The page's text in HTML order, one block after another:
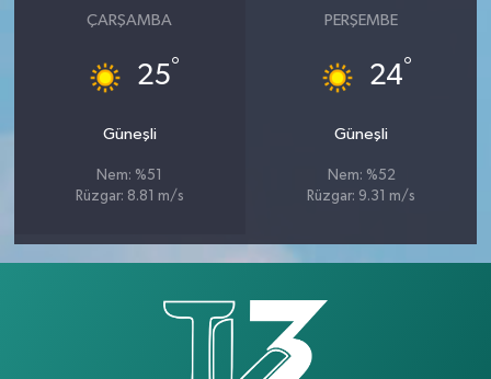
ÇARŞAMBA
25°
Güneşli
Nem: %51
Rüzgar: 8.81 m/s
PERŞEMBE
24°
Güneşli
Nem: %52
Rüzgar: 9.31 m/s